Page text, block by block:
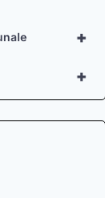
+
+